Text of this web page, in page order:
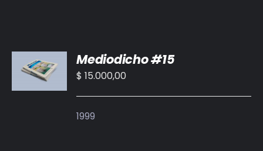
AL
CARRITO
/
Mediodicho #15
$ 15.000,00
1999